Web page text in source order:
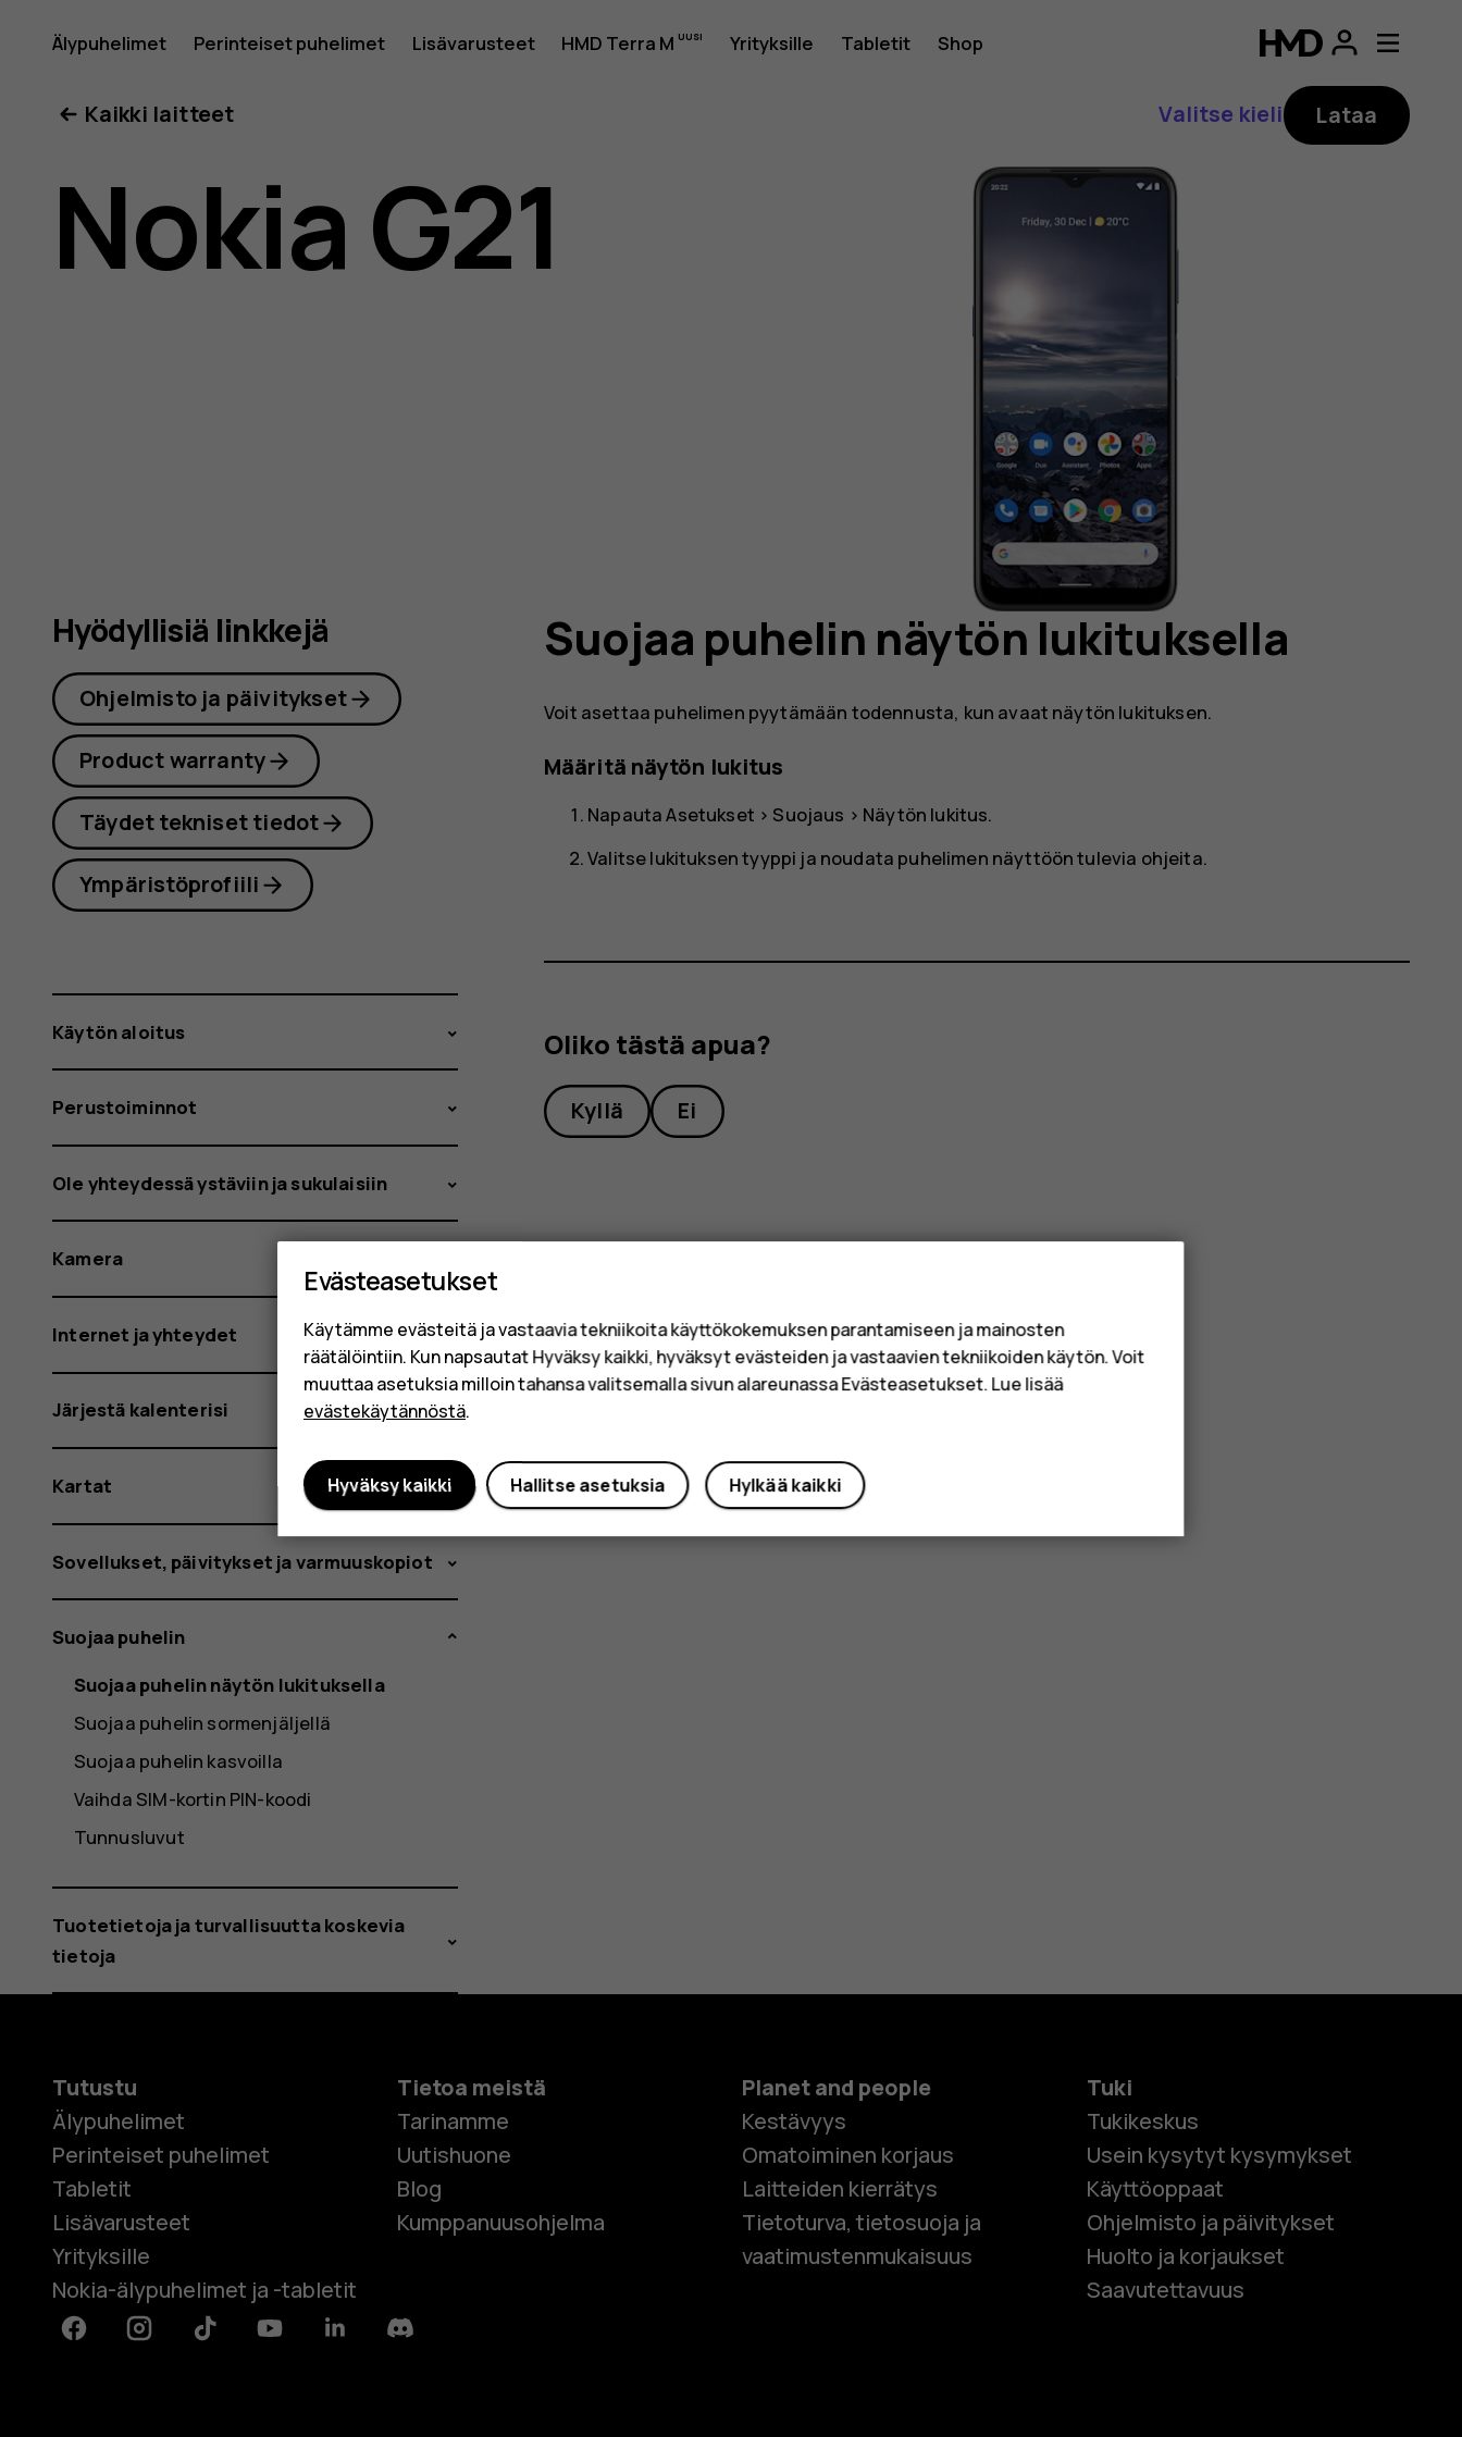
Nokia
G21
Älypuhelimet Perinteiset puhelimet Lisävarusteet HMD Terra M Yrityksille Tabletit Shop
Älypuhelimet
Perinteiset puhelimet
Kaikki laitteet
Valitse kieli Lataa
Nokia G21
Suojaa puhelin näytön lukituksella
Voit asettaa puhelimen pyytämään todennusta, kun avaat näytön lukituksen.
Määritä näytön lukitus
NapautaAsetukset > Suojaus > Näytön lukitus.
Valitse lukituksen tyyppi ja noudata puhelimen näyttöön tulevia ohjeita.
Oliko tästä apua?
Kyllä Ei
Hyödyllisiä linkkejä
Ohjelmisto ja päivitykset
Product warranty
Täydet tekniset tiedot
Ympäristöprofiili
Käytön aloitus
Perustoiminnot
Ole yhteydessä ystäviin ja sukulaisiin
Kamera
Internet ja yhteydet
Järjestä kalenterisi
Kartat
Sovellukset, päivitykset ja varmuuskopiot
Suojaa puhelin
Suojaa puhelin näytön lukituksella
Suojaa puhelin sormenjäljellä
Suojaa puhelin kasvoilla
Vaihda SIM-kortin PIN-koodi
Tunnusluvut
Tuotetietoja ja turvallisuutta koskevia
tietoja
Tutustu
Älypuhelimet
Perinteiset puhelimet
Tabletit
Lisävarusteet
Yrityksille
Nokia-älypuhelimet ja -tabletit
Tietoa meistä
Tarinamme
Uutishuone
Blog
Kumppanuusohjelma
Planet and people
Kestävyys
Omatoiminen korjaus
Laitteiden kierrätys
Tietoturva, tietosuoja ja
vaatimustenmukaisuus
Tuki
Tukikeskus
Usein kysytyt kysymykset
Käyttöoppaat
Ohjelmisto ja päivitykset
Huolto ja korjaukset
Saavutettavuus
FacebookInstagramTiktok YoutubeLinkedinDiscord
Evästeasetukset
Käytämme evästeitä ja vastaavia tekniikoita käyttökokemuksen parantamiseen ja mainosten
räätälöintiin. Kun napsautat Hyväksy kaikki, hyväksyt evästeiden ja vastaavien tekniikoiden käytön. Voit
muuttaa asetuksia milloin tahansa valitsemalla sivun alareunassa Evästeasetukset. Lue lisää
evästekäytännöstä.
Hylkää kaikki
Hallitse asetuksia
Hyväksy kaikki